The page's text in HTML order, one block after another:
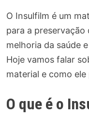
O Insulfilm é um
para a preservação
melhoria da saúde e
Hoje vamos falar
material e como
O que é o